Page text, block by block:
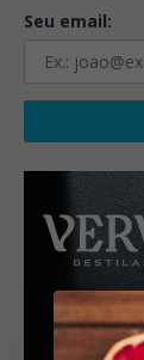
Seu email: